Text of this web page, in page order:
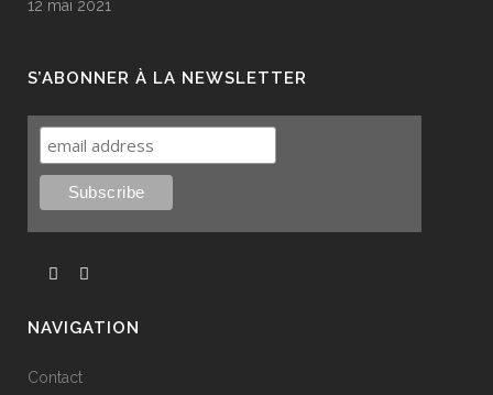
12 mai 2021
S’ABONNER À LA NEWSLETTER
NAVIGATION
Contact